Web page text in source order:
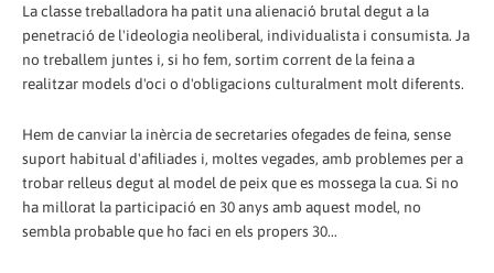
La classe treballadora ha patit una alienació brutal degut a la
penetració de l'ideologia neoliberal, individualista i consumista. Ja
no treballem juntes i, si ho fem, sortim corrent de la feina a
realitzar models d'oci o d'obligacions culturalment molt diferents.
Hem de canviar la inèrcia de secretaries ofegades de feina, sense
suport habitual d'afiliades i, moltes vegades, amb problemes per a
trobar relleus degut al model de peix que es mossega la cua. Si no
ha millorat la participació en 30 anys amb aquest model, no
sembla probable que ho faci en els propers 30...